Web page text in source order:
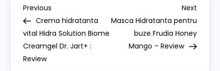
Herbalism
–
Review
N
a
v
Previous
Post
Previous
Crema hidratanta
vital Hidra Solution Biome
Creamgel Dr. Jart+ :
Review
Next
Post
Next
Masca Hidratanta pentru
buze Frudia Honey
Mango – Review